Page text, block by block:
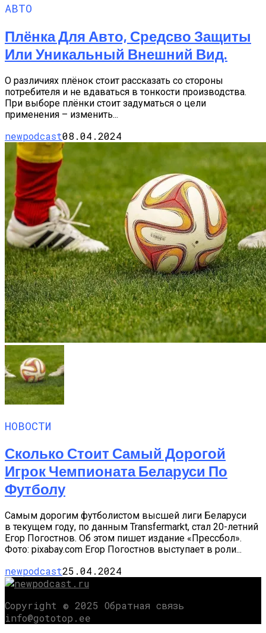
АВТО
Плёнка Для Авто, Средсво Защиты
Или Уникальный Внешний Вид.
О различиях плёнок стоит рассказать со стороны
потребителя и не вдаваться в тонкости производства.
При выборе плёнки стоит задуматься о цели
применения – изменить...
newpodcast08.04.2024
НОВОСТИ
Сколько Стоит Самый Дорогой
Игрок Чемпионата Беларуси По
Футболу
Самым дорогим футболистом высшей лиги Беларуси
в текущем году, по данным Transfermarkt, стал 20-летний
Егор Погостнов. Об этом пишет издание «Прессбол».
Фото: pixabay.com Егор Погостнов выступает в роли...
newpodcast25.04.2024
Copyright © 2025 Обратная связь
info@gototop.ee